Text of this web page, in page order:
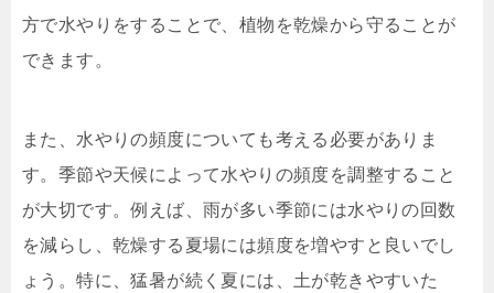
方で水やりをすることで、植物を乾燥から守ることが
できます。
また、水やりの頻度についても考える必要がありま
す。季節や天候によって水やりの頻度を調整すること
が大切です。例えば、雨が多い季節には水やりの回数
を減らし、乾燥する夏場には頻度を増やすと良いでし
ょう。特に、猛暑が続く夏には、土が乾きやすいた